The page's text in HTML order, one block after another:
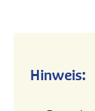
Hinweis: